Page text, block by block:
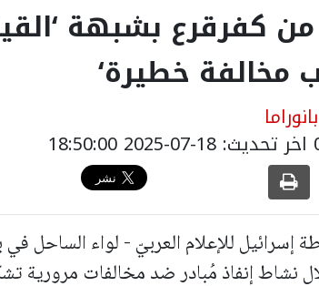
كفرقرع بشبهة
مخالفة خطيرة‘
اخر تحديث: 18-07-2025 18:50:00
إسرائيل للإعلام العربيّ - لواء الساحل
نشاط إنفاذ مُبادر ضد مخالفات مرورية